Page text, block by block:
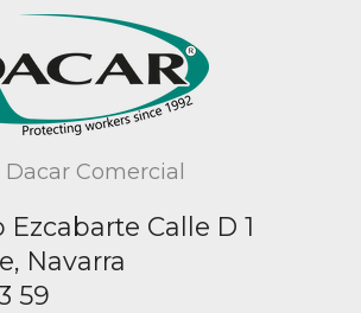
Dacar Comercial
Calle D 1
Navarra
59